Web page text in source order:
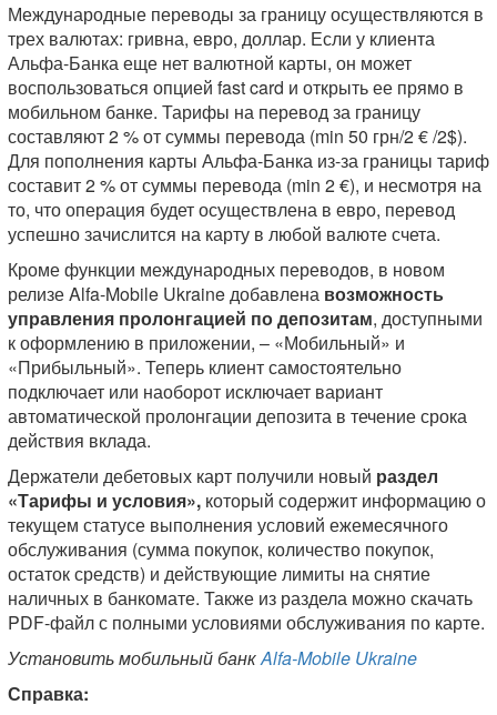
Международные переводы за границу осуществляются в
трех валютах: гривна, евро, доллар. Если у клиента
Альфа-Банка еще нет валютной карты, он может
воспользоваться опцией fast card и открыть ее прямо в
мобильном банке. Тарифы на перевод за границу
составляют 2 % от суммы перевода (min 50 грн/2 € /2$).
Для пополнения карты Альфа-Банка из-за границы тариф
составит 2 % от суммы перевода (min 2 €), и несмотря на
то, что операция будет осуществлена в евро, перевод
успешно зачислится на карту в любой валюте счета.
Кроме функции международных переводов, в новом
релизе Alfa-Mobile Ukraine добавлена возможность
управления пролонгацией по депозитам, доступными
к оформлению в приложении, – «Мобильный» и
«Прибыльный». Теперь клиент самостоятельно
подключает или наоборот исключает вариант
автоматической пролонгации депозита в течение срока
действия вклада.
Держатели дебетовых карт получили новый раздел
«Тарифы и условия», который содержит информацию о
текущем статусе выполнения условий ежемесячного
обслуживания (сумма покупок, количество покупок,
остаток средств) и действующие лимиты на снятие
наличных в банкомате. Также из раздела можно скачать
PDF-файл с полными условиями обслуживания по карте.
Установить мобильный банкAlfa-Mobile Ukraine
Справка: